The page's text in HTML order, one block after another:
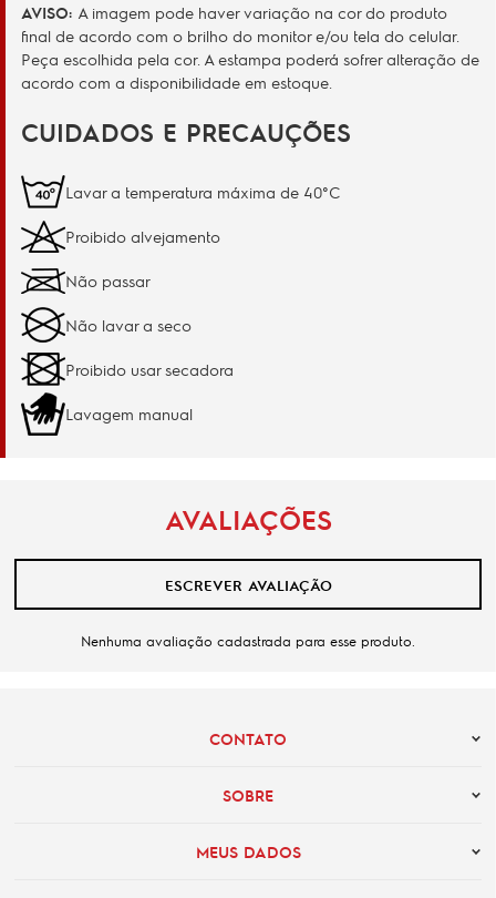
AVISO: A imagem pode haver variação na cor do produto
final de acordo com o brilho do monitor e/ou tela do celular.
Peça escolhida pela cor. A estampa poderá sofrer alteração de
acordo com a disponibilidade em estoque.
CUIDADOS E PRECAUÇÕES
Lavar a temperatura máxima de 40°C
Proibido alvejamento
Não passar
Não lavar a seco
Proibido usar secadora
Lavagem manual
AVALIAÇÕES
ESCREVER AVALIAÇÃO
Nenhuma avaliação cadastrada para esse produto.
CONTATO
SOBRE
MEUS DADOS